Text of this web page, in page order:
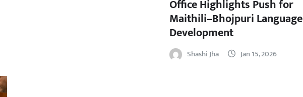
Office Highlights Push for
Maithili–Bhojpuri Language
Development
Shashi Jha Jan 15, 2026